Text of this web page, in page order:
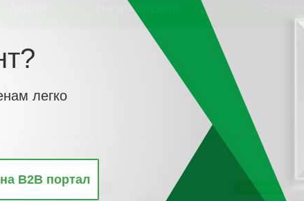
Направления
(розеточная)
По цене По наличию
НОВИНКА
легко
B2B портал